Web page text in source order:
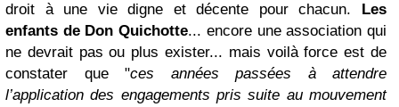
droit à une vie digne et décente pour chacun. Les
enfants de Don Quichotte... encore une association qui
ne devrait pas ou plus exister... mais voilà force est de
constater que "ces années passées à attendre
l’application des engagements pris suite au mouvement